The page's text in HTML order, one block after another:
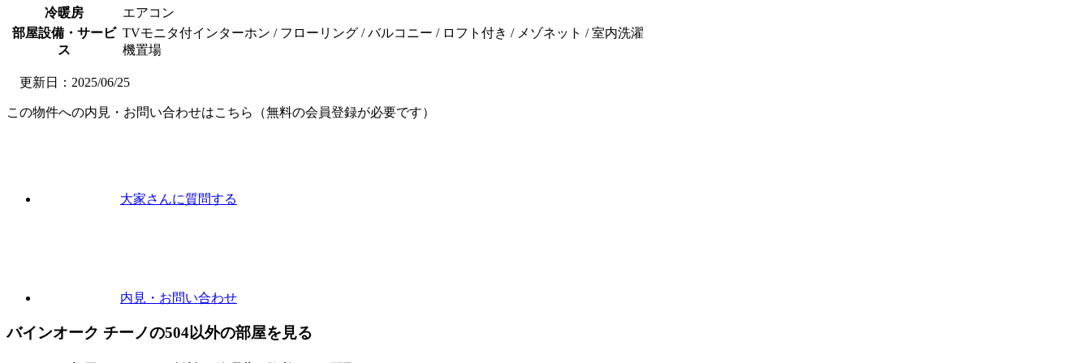
冷暖房
エアコン
部屋設備・サービ
ス
TVモニタ付インターホン / フローリング / バルコニー / ロフト付き / メゾネット / 室内洗濯
機置場
更新日：2025/06/25
この物件への内見・お問い合わせはこちら（無料の会員登録が必要です）
大家さんに質問する
内見 ・お問い合わせ
バインオーク チーノの504以外の部屋を見る